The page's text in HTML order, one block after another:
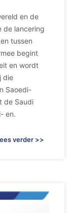
en de
de lancering
tussen
begint
en wordt
die
Saoedi-
de Saudi
en.
verder >>